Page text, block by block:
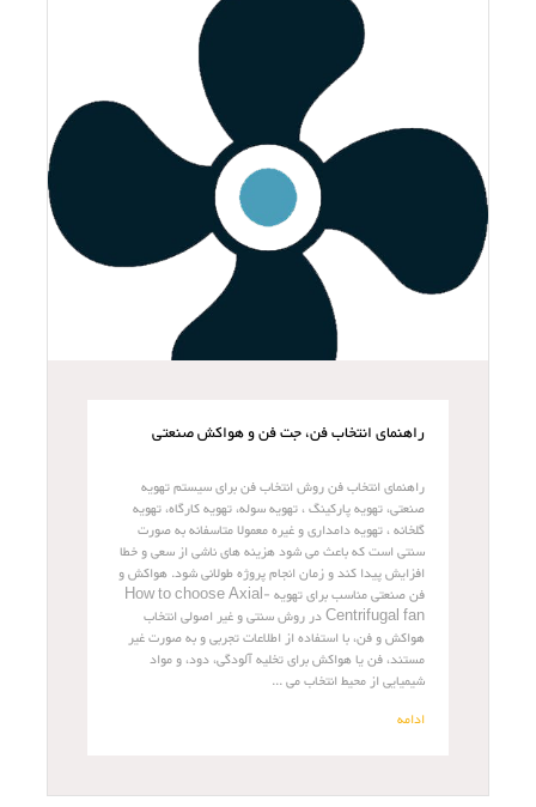
راهنمای انتخاب فن، جت فن و هواکش صنعتی
راهنمای انتخاب فن روش انتخاب فن برای سیستم تهویه
صنعتی، تهویه پارکینگ ، تهویه سوله، تهویه کارگاه، تهویه
گلخانه ، تهویه دامداری و غیره معمولا متاسفانه به صورت
سنتی است که باعث می شود هزینه های ناشی از سعی و خطا
افزایش پیدا کند و زمان انجام پروژه طولانی شود. هواکش و
فن صنعتی مناسب برای تهویه How to choose Axial-
Centrifugal fan در روش سنتی و غیر اصولی انتخاب
هواکش و فن، با استفاده از اطلاعات تجربی و به صورت غیر
مستند، فن یا هواکش برای تخلیه آلودگی، دود، و مواد
شیمیایی از محیط انتخاب می ...
ادامه